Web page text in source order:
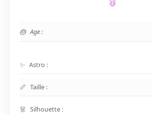
Age :
Astro :
Taille :
Silhouette :